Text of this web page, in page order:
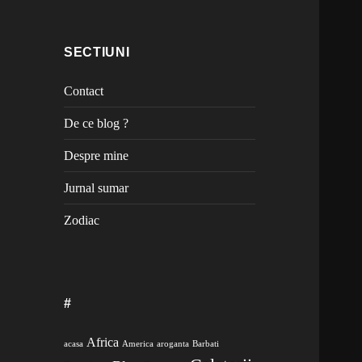
SECTIUNI
Contact
De ce blog ?
Despre mine
Jurnal sumar
Zodiac
#
acasa Africa America aroganta Barbati